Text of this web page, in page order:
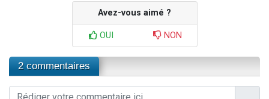
Avez-vous aimé ?
OUI NON
2 commentaires